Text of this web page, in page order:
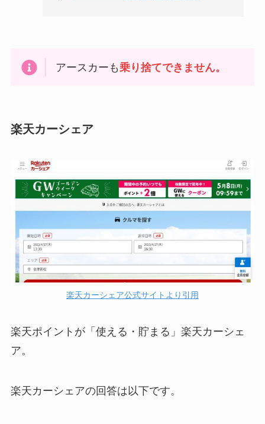
アースカーも乗り捨てできません。
楽天カーシェア
楽天カーシェア公式サイトより引用
楽天ポイントが「使える・貯まる」楽天カーシェ
ア。
楽天カーシェアの回答は以下です。